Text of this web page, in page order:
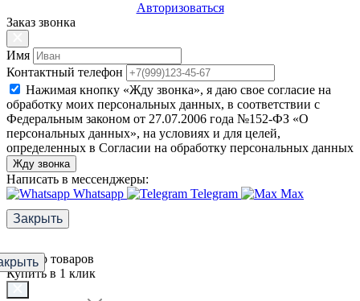
Авторизоваться
Заказ звонка
Имя
Контактный телефон
Нажимая кнопку «Жду звонка», я даю свое согласие на
обработку моих персональных данных, в соответствии с
Федеральным законом от 27.07.2006 года №152-ФЗ «О
персональных данных», на условиях и для целей,
определенных в Согласии на обработку персональных данных
Жду звонка
Написать в мессенджеры:
Whatsapp
Telegram
Max
Закрыть
Фильтр товаров
Купить в 1 клик